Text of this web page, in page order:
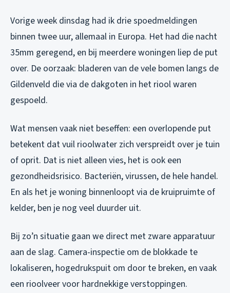
Vorige week dinsdag had ik drie spoedmeldingen
binnen twee uur, allemaal in Europa. Het had die nacht
35mm geregend, en bij meerdere woningen liep de put
over. De oorzaak: bladeren van de vele bomen langs de
Gildenveld die via de dakgoten in het riool waren
gespoeld.
Wat mensen vaak niet beseffen: een overlopende put
betekent dat vuil rioolwater zich verspreidt over je tuin
of oprit. Dat is niet alleen vies, het is ook een
gezondheidsrisico. Bacteriën, virussen, de hele handel.
En als het je woning binnenloopt via de kruipruimte of
kelder, ben je nog veel duurder uit.
Bij zo’n situatie gaan we direct met zware apparatuur
aan de slag. Camera-inspectie om de blokkade te
lokaliseren, hogedrukspuit om door te breken, en vaak
een rioolveer voor hardnekkige verstoppingen.